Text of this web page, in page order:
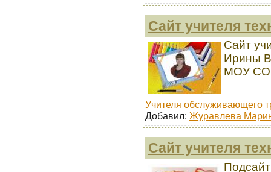
Сайт учителя
Сайт
Ирины
МОУ
Учителя обслуживающего
Добавил: Журавлева
Сайт учителя